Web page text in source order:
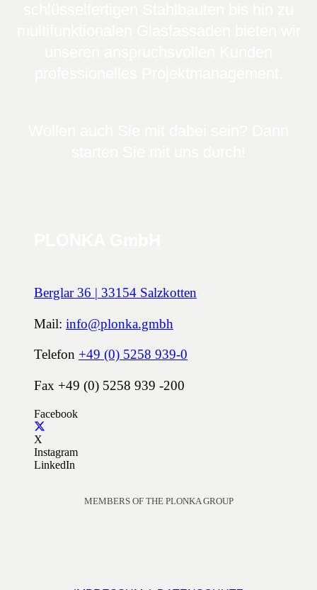
Berglar 36 | 33154 Salzkotten
Mail: info@plonka.gmbh
Telefon +49 (0) 5258 939-0
Fax +49 (0) 5258 939 -200
Facebook
X
Instagram
LinkedIn
MEMBERS OF THE PLONKA GROUP